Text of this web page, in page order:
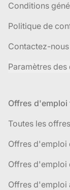
Conditions
Politique de
Contactez-nous
Paramètres
Offres
Toutes les offres
Offres d'emploi
Offres d'emploi
Offres d'emploi